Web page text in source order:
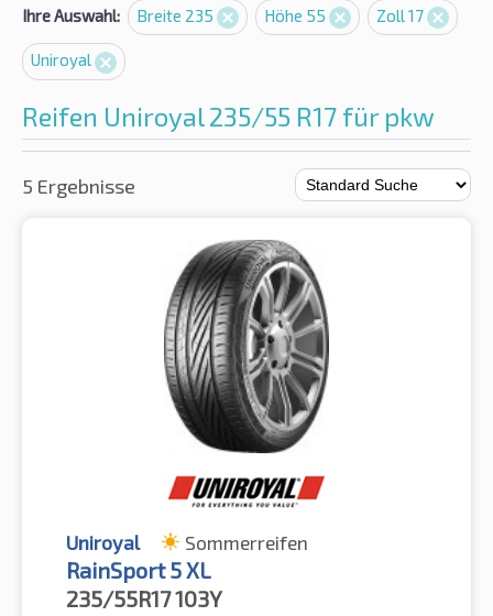
Ihre Auswahl: Breite 235 Höhe 55 Zoll 17
Uniroyal
Reifen Uniroyal 235/55 R17 für pkw
5 Ergebnisse
Uniroyal Sommerreifen
RainSport 5 XL
235/55R17103Y